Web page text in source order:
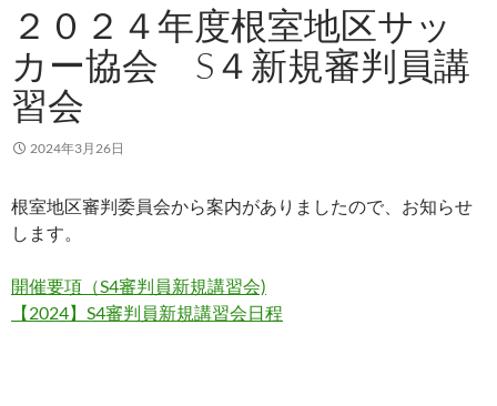
ッ
プ
２０２４年度根室地区サッ
カー協会 S４新規審判員講
習会
2024年3月26日
根室地区審判委員会から案内がありましたので、お知らせ
します。
開催要項（S4審判員新規講習会)
【2024】S4審判員新規講習会日程